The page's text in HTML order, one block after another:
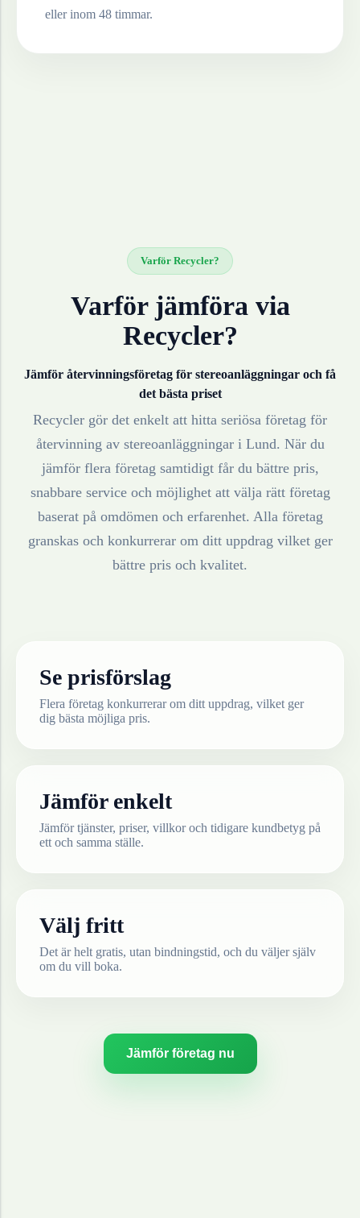
eller inom 48 timmar.
Varför Recycler?
Varför jämföra via
Recycler?
Jämför återvinningsföretag för stereoanläggningar och få
det bästa priset
Recycler gör det enkelt att hitta seriösa företag för
återvinning av stereoanläggningari Lund. När du
jämför flera företag samtidigt får du bättre pris,
snabbare service och möjlighet att välja rätt företag
baserat på omdömen och erfarenhet. Alla företag
granskas och konkurrerar om ditt uppdrag vilket ger
bättre pris och kvalitet.
Se prisförslag
Flera företag konkurrerar om ditt uppdrag, vilket ger
dig bästa möjliga pris.
Jämför enkelt
Jämför tjänster, priser, villkor och tidigare kundbetyg på
ett och samma ställe.
Välj fritt
Det är helt gratis, utan bindningstid, och du väljer själv
om du vill boka.
Jämför företag nu